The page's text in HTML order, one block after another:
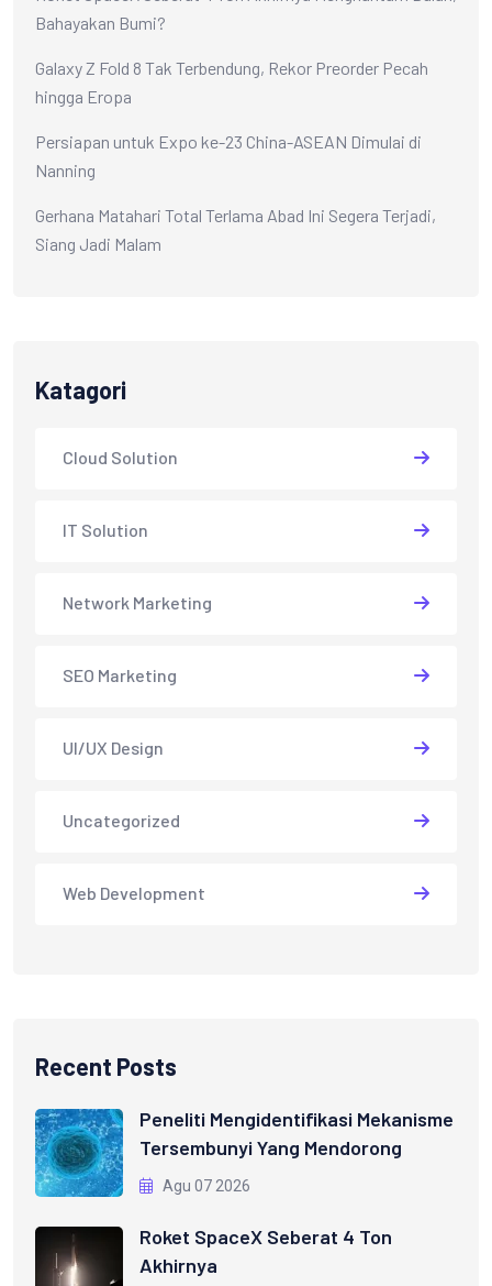
Bahayakan Bumi?
Galaxy Z Fold 8 Tak Terbendung, Rekor Preorder Pecah
hingga Eropa
Persiapan untuk Expo ke-23 China-ASEAN Dimulai di
Nanning
Gerhana Matahari Total Terlama Abad Ini Segera Terjadi,
Siang Jadi Malam
Katagori
Cloud Solution
IT Solution
Network Marketing
SEO Marketing
UI/UX Design
Uncategorized
Web Development
Recent Posts
Peneliti Mengidentifikasi Mekanisme
Tersembunyi Yang Mendorong
Agu 07 2026
Roket SpaceX Seberat 4 Ton
Akhirnya